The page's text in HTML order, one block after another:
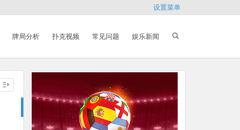
设置菜单
牌局分析 扑克视频 常见问题 娱乐新闻